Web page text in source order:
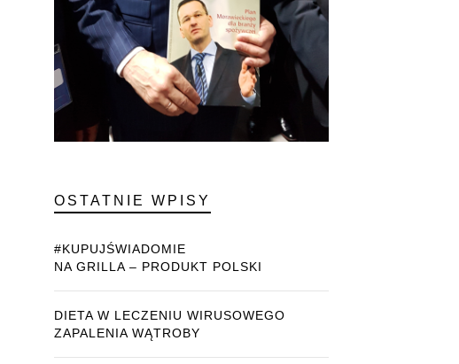
OSTATNIE WPISY
#KUPUJŚWIADOMIE
NA GRILLA – PRODUKT POLSKI
DIETA W LECZENIU WIRUSOWEGO
ZAPALENIA WĄTROBY